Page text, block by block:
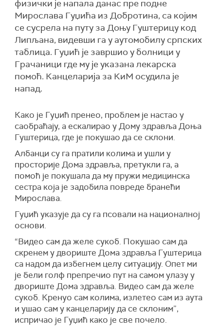
физички је напала данас пре подне
Мирослава Гуџића из Добротина, са којим
се сусрела на путу за Доњу Гуштерицу код
Липљана, видевши га у аутомобилу српских
таблица. Гуџић је завршио у болници у
Грачаници где му је указана лекарска
помоћ. Канцеларија за КиМ осудила је
напад.
Како је Гуџић пренео, проблем је настао у
саобраћају, а ескалирао у Дому здравља Доња
Гуштерица, где је покушао да се склони.
Албанци су га пратили колима и ушли у
просторије Дома здравља, претукли га, а
помоћ је покушала да му пружи медицинска
сестра која је задобила повреде бранећи
Мирослава.
Гуџић указује да су га псовали на националној
основи.
“Видео сам да желе сукоб. Покушао сам да
скренем у двориште Дома здравља Гуштерица
са надом да избегнем целу ситуацију. Опет ми
је бели голф препречио пут на самом улазу у
двориште Дома здравља. Видео сам да желе
сукоб. Кренуо сам колима, излетео сам из аута
и ушао сам у канцеларију да се склоним”,
испричао је Гуџић како је све почело.